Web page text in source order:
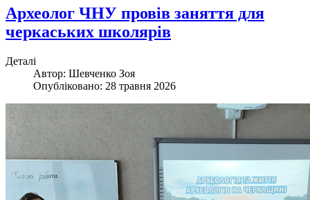
Археолог ЧНУ провів заняття для
черкаських школярів
Деталі
Автор: Шевченко Зоя
Опубліковано: 28 травня 2026